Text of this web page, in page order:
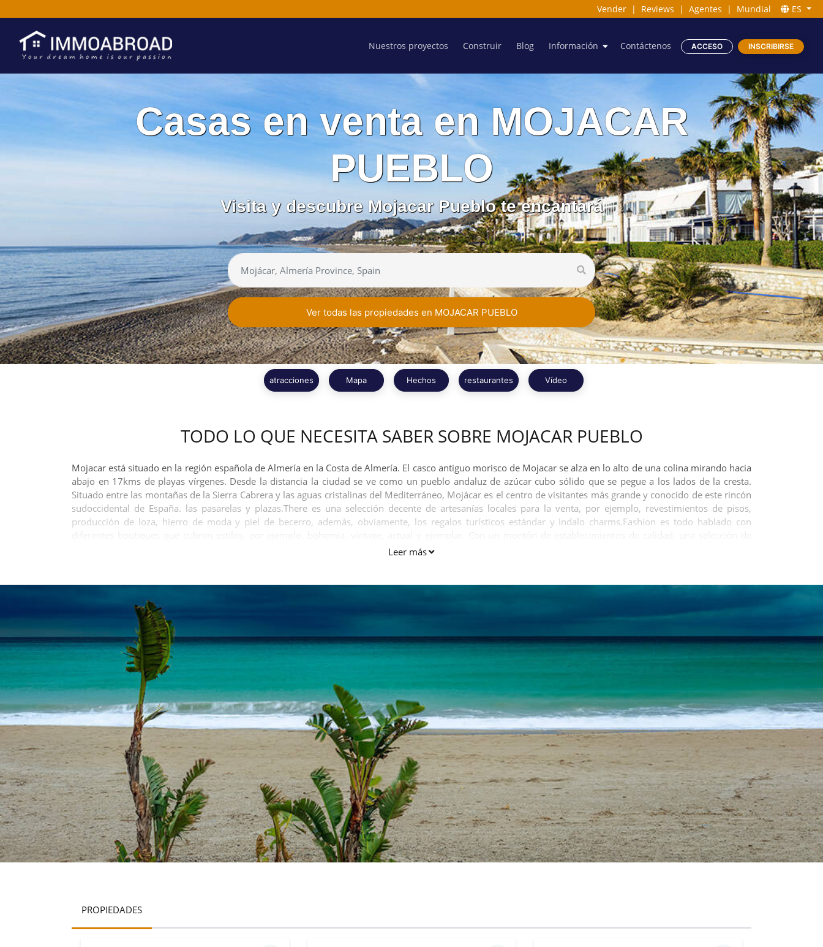
Vender | Reviews | Agentes | Mundial ES
Nuestros proyectos Construir Blog Información Contáctenos ACCESO INSCRIBIRSE
Casas en venta en MOJACAR
PUEBLO
Visita y descubre Mojacar Pueblo te encantará
Ver todas las propiedades en MOJACAR PUEBLO
atracciones Mapa Hechos restaurantes Vídeo
TODO LO QUE NECESITA SABER SOBRE MOJACAR PUEBLO
Mojacar está situado en la región española de Almería en la Costa de Almería. El casco antiguo morisco de Mojacar se alza en lo alto de una colina mirando hacia
abajo en 17kms de playas vírgenes. Desde la distancia la ciudad se ve como un pueblo andaluz de azúcar cubo sólido que se pegue a los lados de la cresta.
Situado entre las montañas de la Sierra Cabrera y las aguas cristalinas del Mediterráneo, Mojácar es el centro de visitantes más grande y conocido de este rincón
sudoccidental de España. las pasarelas y plazas.There es una selección decente de artesanías locales para la venta, por ejemplo, revestimientos de pisos,
producción de loza, hierro de moda y piel de becerro, además, obviamente, los regalos turísticos estándar y Indalo charms.Fashion es todo hablado con
diferentes boutiques que cubren estilos, por ejemplo, bohemia, vintage, actual y ejemplar. Con un montón de establecimientos de calidad, una selección de
tiendas exclusivas, y algunas tiendas claramente individuales, nadie debe alejarse con las manos vacías.
Leer más
PROPIEDADES